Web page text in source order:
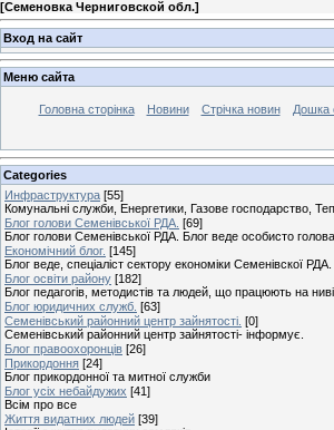
[Семеновка Черниговской обл.]
Вход на сайт
Меню сайта
Головна сторінка Новини Стрічка новин Дошка
Categories
Инфраструктура [55]
Комунальні служби, Енергетики, Газове господарство,
Блог голови Семенівської РДА. [69]
Блог голови Семенівської РДА. Блог веде особисто
Економічний блог. [145]
Блог веде, спеціаліст сектору економіки Семенівскої РДА.
Блог освіти району [182]
Блог педагогів, методистів та людей, що працюють на ниві
Блог юридичних служб. [63]
Семенівський районний центр зайнятості. [0]
Семенівський районний центр зайнятості- інформує.
Блог правоохоронців [26]
Прикордоння [24]
Блог прикордонної та митної служби
Блог усіх небайдужих [41]
Всім про все
Життя видатних людей [39]